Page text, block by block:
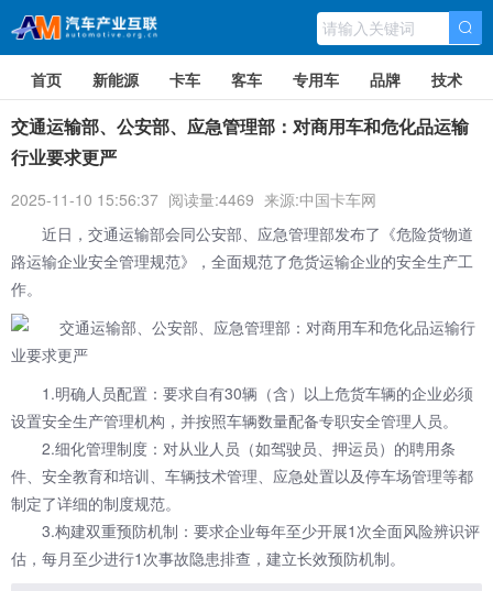
首页 新能源 卡车 客车 专用车 品牌 技术
交通运输部、公安部、应急管理部：对商用车和危化品运输
行业要求更严
2025-11-10 15:56:37 阅读量:4469 来源:中国卡车网
近日，交通运输部会同公安部、应急管理部发布了《危险货物道
路运输企业安全管理规范》，全面规范了危货运输企业的安全生产工
作。
1.明确人员配置：要求自有30辆（含）以上危货车辆的企业必须
设置安全生产管理机构，并按照车辆数量配备专职安全管理人员。
2.细化管理制度：对从业人员（如驾驶员、押运员）的聘用条
件、安全教育和培训、车辆技术管理、应急处置以及停车场管理等都
制定了详细的制度规范。
3.构建双重预防机制：要求企业每年至少开展1次全面风险辨识评
估，每月至少进行1次事故隐患排查，建立长效预防机制。